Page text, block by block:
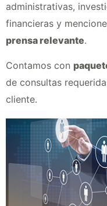
administrativas,
financieras y
prensa relevante.
Contamos con
de consultas
cliente.